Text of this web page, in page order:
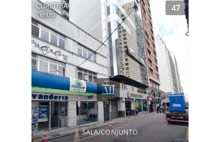
CURITIBA
Centro
47
SALA/CONJUNTO